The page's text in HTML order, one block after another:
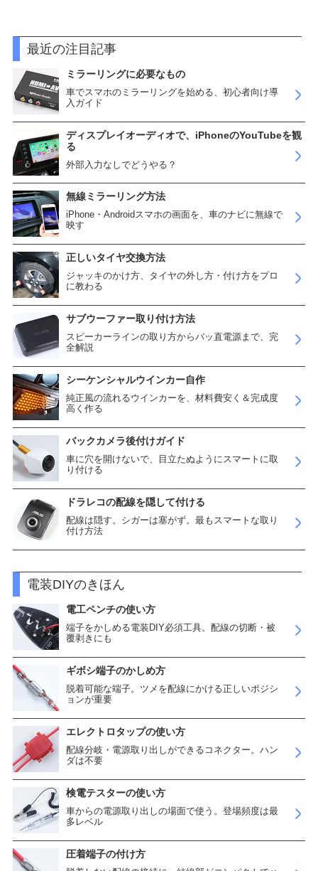
最近の注目記事
ミラーリングに必要なもの
車でスマホのミラーリングを始める、初心者向け導
入ガイド
ディスプレイオーディオで、iPhoneのYouTubeを観
る
外部入力なしでどうやる？
無線ミラーリング方法
iPhone・Androidスマホの画面を、車のナビに無線で
映す
正しいタイヤ交換方法
ジャッキのかけ方、タイヤの外し方・付け方をプロ
に教わる
サブウーファー取り付け方法
スピーカーラインの取り方からバッ直電源まで、完
全解説
シーケンシャルウインカー自作
純正風の流れるウインカーを、材料費安く＆完成度
高く作る
バックカメラ後付けガイド
車に穴を開けないで、目立たぬようにスマートに取
り付ける
ドラレコの配線を隠して付ける
配線は隠す。シガーは塞がず。最もスマートな取り
付け方法
電装DIYのきほん
電工ペンチの使い方
端子をかしめる電装DIY必須工具。配線の切断・被
覆剥きにも
ギボシ端子のかしめ方
脱着可能な端子。ツメを配線にかける正しいポジシ
ョンが重要
エレクトロタップの使い方
配線分岐・電源取り出しができるコネクター。ハン
ダは不要
検電テスターの使い方
車からの電源取り出しの場面で使う。登場頻度は最
多レベル
圧着端子の付け方